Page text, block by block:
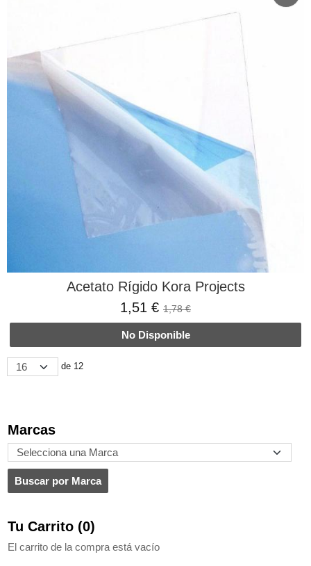
Marcas
Tu Carrito (0)
El carrito de la compra está vacío
Acetato Rígido Kora Projects
1,51 € 1,78 €
No Disponible
de 12